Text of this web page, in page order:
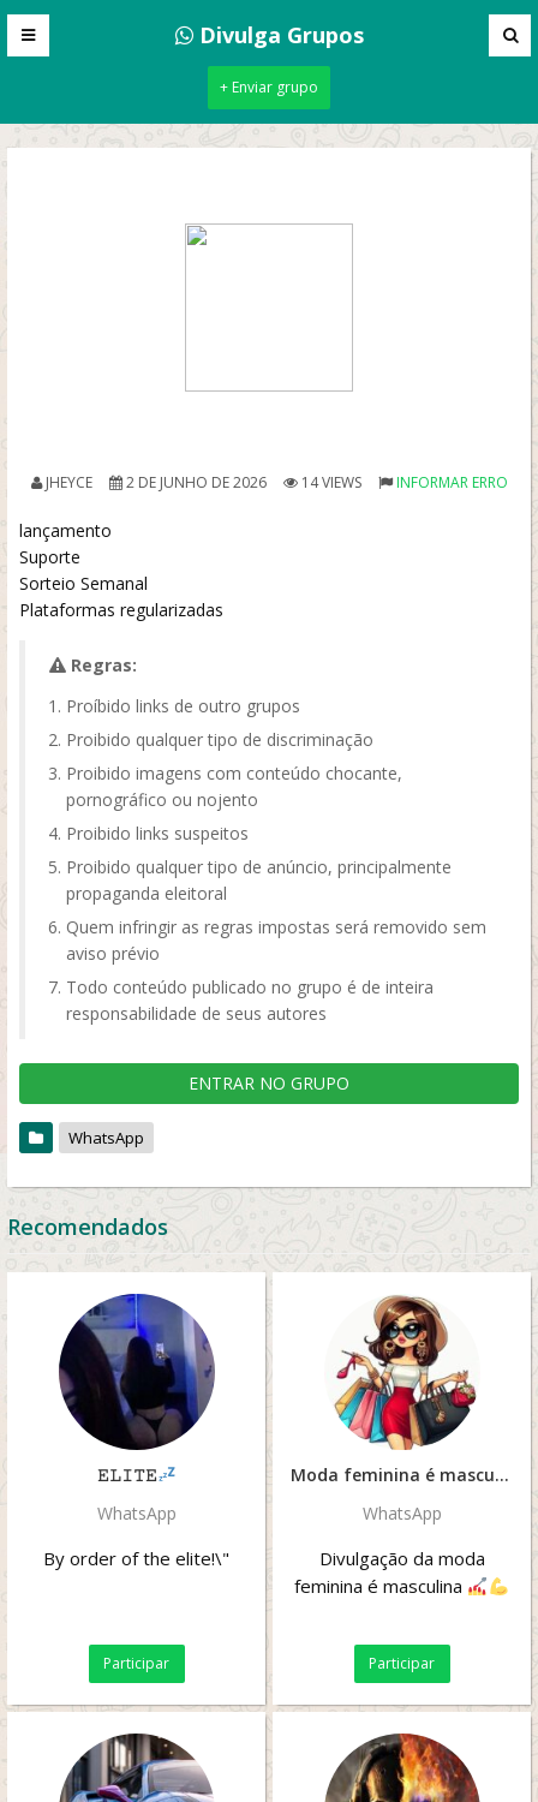
Divulga Grupos
+ Enviar grupo
JHEYCE 2 DE JUNHO DE 2026 14 VIEWS INFORMAR ERRO
lançamento
Suporte
Sorteio Semanal
Plataformas regularizadas
Regras:
Proíbido links de outro grupos
Proibido qualquer tipo de discriminação
Proibido imagens com conteúdo chocante,
pornográfico ou nojento
Proibido links suspeitos
Proibido qualquer tipo de anúncio, principalmente
propaganda eleitoral
Quem infringir as regras impostas será removido sem
aviso prévio
Todo conteúdo publicado no grupo é de inteira
responsabilidade de seus autores
ENTRAR NO GRUPO
WhatsApp
Recomendados
𝙴𝙻𝙸𝚃𝙴
WhatsApp
By order of the elite!\"
Participar
Moda feminina é masculina
WhatsApp
Divulgação da moda
feminina é masculina
Participar